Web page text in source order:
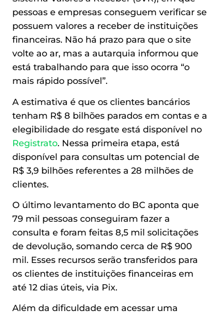
pessoas e empresas conseguem verificar se
possuem valores a receber de instituições
financeiras. Não há prazo para que o site
volte ao ar, mas a autarquia informou que
está trabalhando para que isso ocorra “o
mais rápido possível”.
A estimativa é que os clientes bancários
tenham R$ 8 bilhões parados em contas e a
elegibilidade do resgate está disponível no
Registrato. Nessa primeira etapa, está
disponível para consultas um potencial de
R$ 3,9 bilhões referentes a 28 milhões de
clientes.
O último levantamento do BC aponta que
79 mil pessoas conseguiram fazer a
consulta e foram feitas 8,5 mil solicitações
de devolução, somando cerca de R$ 900
mil. Esses recursos serão transferidos para
os clientes de instituições financeiras em
até 12 dias úteis, via Pix.
Além da dificuldade em acessar uma